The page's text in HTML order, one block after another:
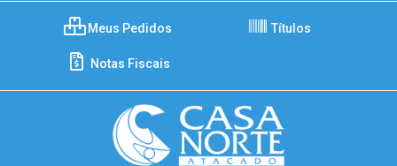
Meus Pedidos Títulos
Notas Fiscais